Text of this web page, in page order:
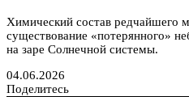
Химический состав редчайшего
существование «потерянного»
на заре Солнечной системы.
04.06.2026
Поделитесь